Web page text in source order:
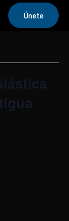
Únete